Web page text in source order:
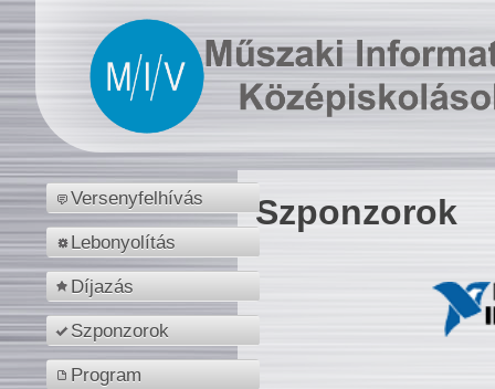
Versenyfelhívás
Lebonyolítás
Díjazás
Szponzorok
Program
Szponzorok